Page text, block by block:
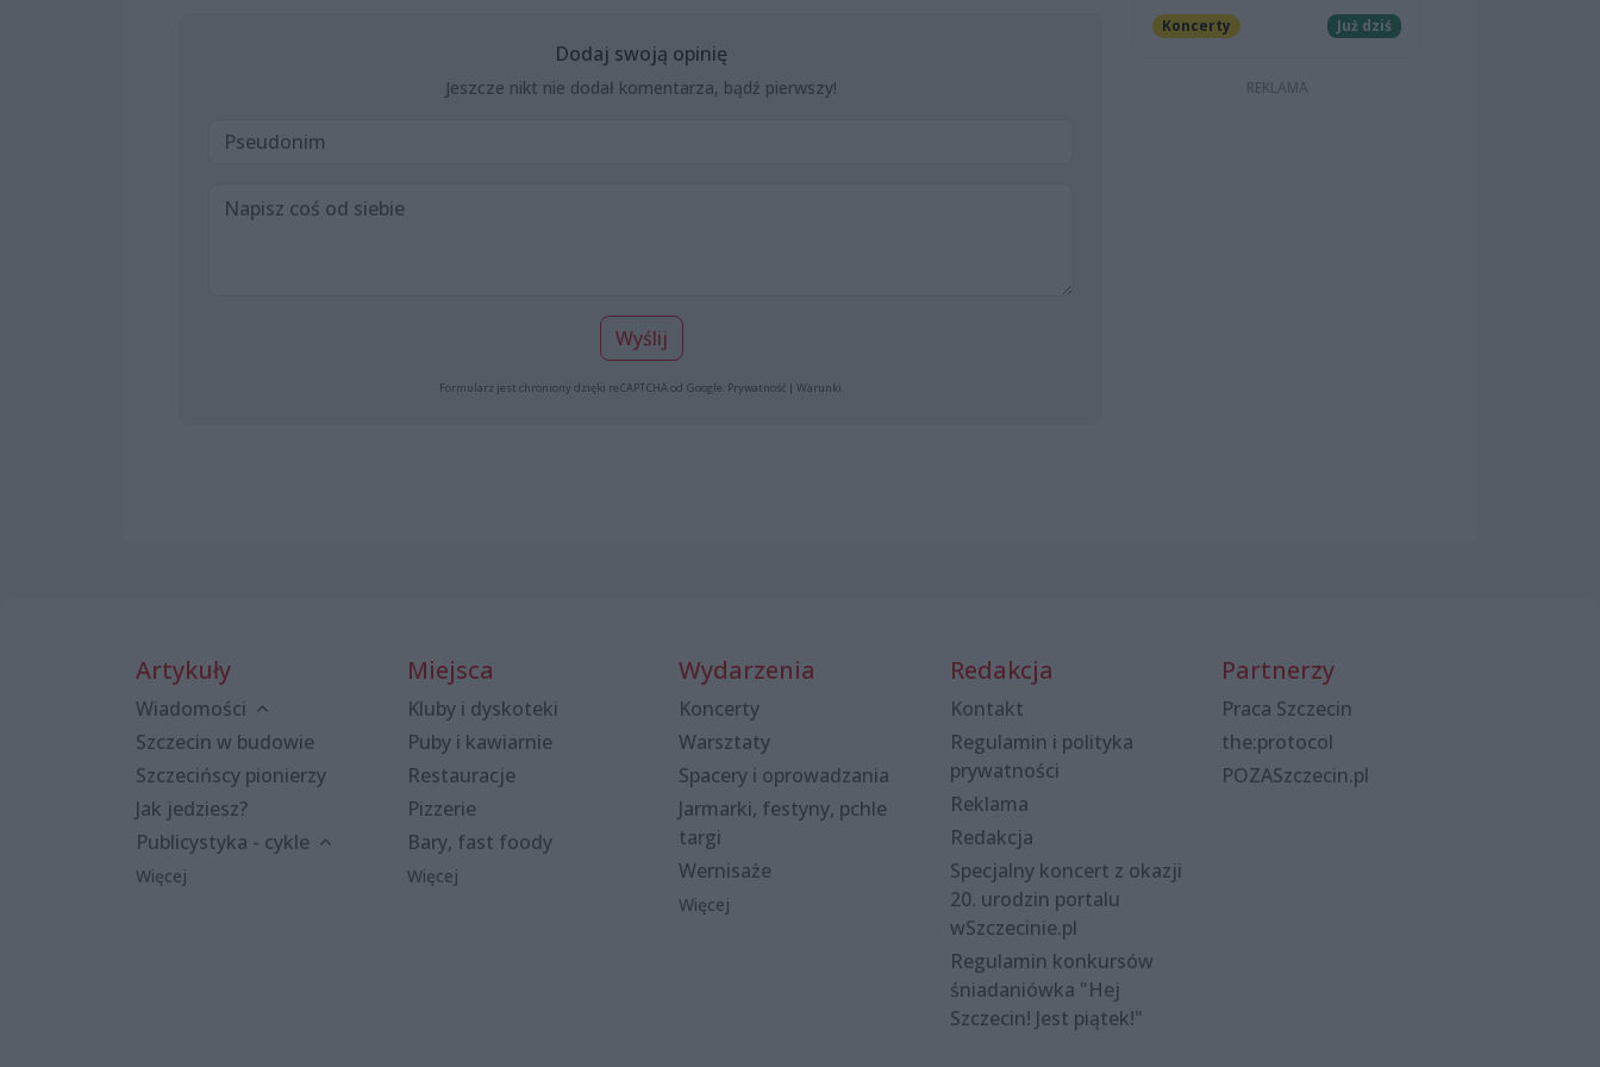
Dodaj swoją opinię
Jeszcze nikt nie dodał komentarza, bądź pierwszy!
Wyślij
Formularz jest chroniony dzięki reCAPTCHA od Google: Prywatność| Warunki
Koncerty Już dziś
Artykuły
Wiadomości
Szczecin w budowie
Szczecińscy pionierzy
Jak jedziesz?
Publicystyka - cykle
Więcej
Miejsca
Kluby i dyskoteki
Puby i kawiarnie
Restauracje
Pizzerie
Bary, fast foody
Więcej
Wydarzenia
Koncerty
Warsztaty
Spacery i oprowadzania
Jarmarki, festyny, pchle
targi
Wernisaże
Więcej
Redakcja
Kontakt
Regulamin i polityka
prywatności
Reklama
Redakcja
Specjalny koncert z okazji
20. urodzin portalu
wSzczecinie.pl
Regulamin konkursów
śniadaniówka "Hej
Szczecin! Jest piątek!"
Partnerzy
Praca Szczecin
the:protocol
POZASzczecin.pl